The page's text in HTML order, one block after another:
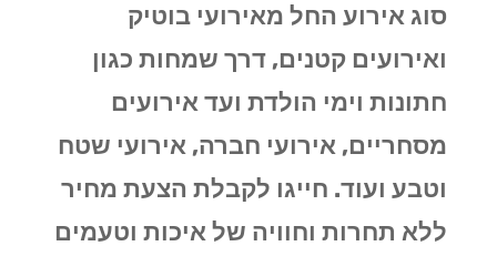
סוג אירוע החל מאירועי בוטיק
ואירועים קטנים, דרך שמחות כגון
חתונות וימי הולדת ועד אירועים
מסחריים, אירועי חברה, אירועי שטח
וטבע ועוד. חייגו לקבלת הצעת מחיר
ללא תחרות וחוויה של איכות וטעמים